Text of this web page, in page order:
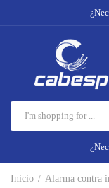
Inicio Alarma contra